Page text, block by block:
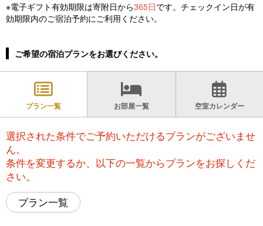
※電子ギフト有効期限は寄附日から365日です。チェックイン日が有
効期限内のご宿泊予約にご利用ください。
ご希望の宿泊プランをお選びください。
プラン一覧 お部屋一覧 空室カレンダー
選択された条件でご予約いただけるプランがございませ
ん。
条件を変更するか、以下の一覧からプランをお探しくだ
さい。
プラン一覧